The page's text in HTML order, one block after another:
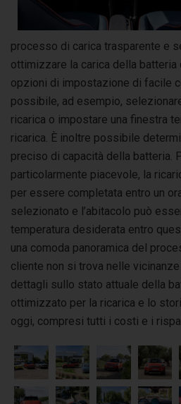
processo di carica trasparente e
ottimizzare la carica della
opzioni di impostazione di facile
possibile, ad esempio,
ricarica o impostare una finestra
ricarica. È inoltre possibile
preciso di capacità della batteria.
particolarmente piacevole, la
per essere completata entro un
selezionato e l’abitacolo può
temperatura desiderata entro
una comoda panoramica del
cliente non si trova nelle
dettagli sullo stato attuale della
ottimizzato per la ricarica e lo
oggi, compresi tutti i costi e i